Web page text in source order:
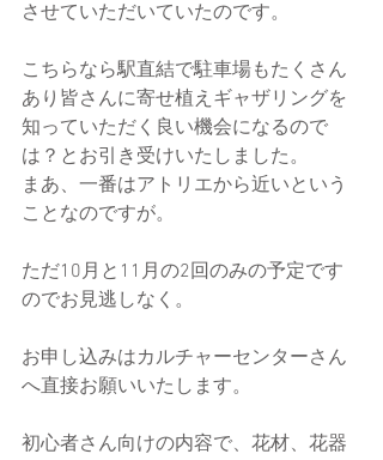
させていただいていたのです。
こちらなら駅直結で駐車場もたくさん
あり皆さんに寄せ植えギャザリングを
知っていただく良い機会になるので
は？とお引き受けいたしました。
まあ、一番はアトリエから近いという
ことなのですが。
ただ10月と11月の2回のみの予定です
のでお見逃しなく。
お申し込みはカルチャーセンターさん
へ直接お願いいたします。
初心者さん向けの内容で、花材、花器